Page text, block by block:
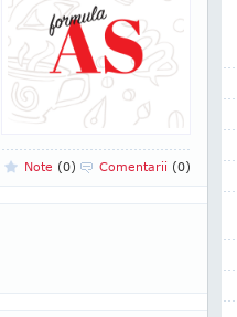
Note (0) Comentarii (0)